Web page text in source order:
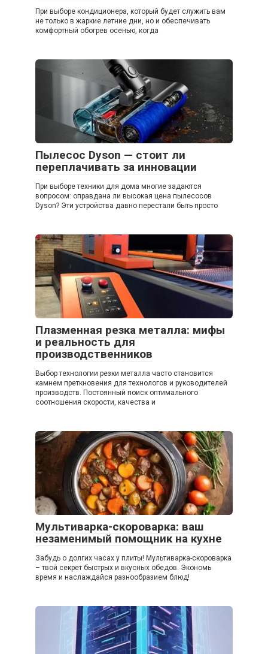
При выборе кондиционера, который будет служить вам
не только в жаркие летние дни, но и обеспечивать
комфортный обогрев осенью, когда
Пылесос Dyson — стоит ли
переплачивать за инновации
При выборе техники для дома многие задаются
вопросом: оправдана ли высокая цена пылесосов
Dyson? Эти устройства давно перестали быть просто
Плазменная резка металла: мифы
и реальность для
производственников
Выбор технологии резки металла часто становится
камнем преткновения для технологов и руководителей
производств. Постоянный поиск оптимального
соотношения скорости, качества и
Мультиварка-скороварка: ваш
незаменимый помощник на кухне
Забудь о долгих часах у плиты! Мультиварка-скороварка
– твой секрет быстрых и вкусных обедов. Экономь
время и наслаждайся разнообразием блюд!